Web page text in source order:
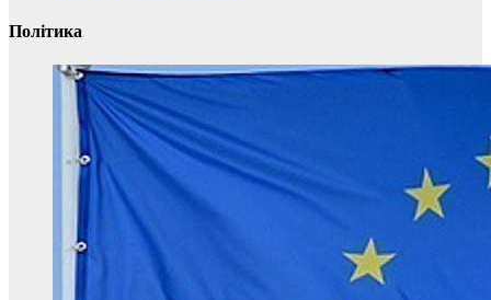
Політика